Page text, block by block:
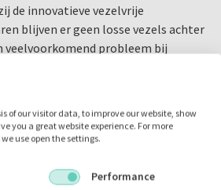
de innovatieve vezelvrije
blijven er geen losse vezels achter
veelvoorkomend probleem bij
Haren of Vezels
standaard microbrushes laat
flock-vezels los tijdens gebruik.
en werkt u betrouwbaarder en
of our visitor data, to improve our website, show
you a great website experience. For more
use open the settings.
Performance